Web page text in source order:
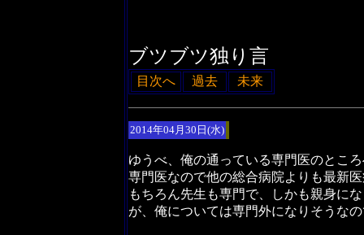
ブツブツ独り言
目次へ 過去 未来
2014年04月30日(水)
ゆうべ、俺の通っている専門医のとこ
専門医なので他の総合病院よりも最新
もちろん先生も専門で、しかも親身に
が、俺については専門外になりそうな